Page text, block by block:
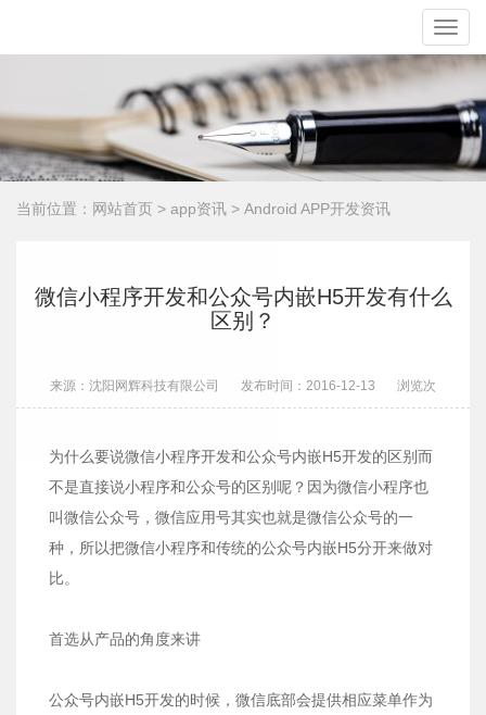
Toggle
当前位置： 网站首页 > app资讯 > Android APP开发资讯
微信小程序开发和公众号内嵌H5开发有什么
区别？
来源：沈阳网辉科技有限公司 发布时间：2016-12-13 浏览次
为什么要说微信小程序开发和公众号内嵌H5开发的区别而
不是直接说小程序和公众号的区别呢？因为微信小程序也
叫微信公众号，微信应用号其实也就是微信公众号的一
种，所以把微信小程序和传统的公众号内嵌H5分开来做对
比。
首选从产品的角度来讲
公众号内嵌H5开发的时候，微信底部会提供相应菜单作为